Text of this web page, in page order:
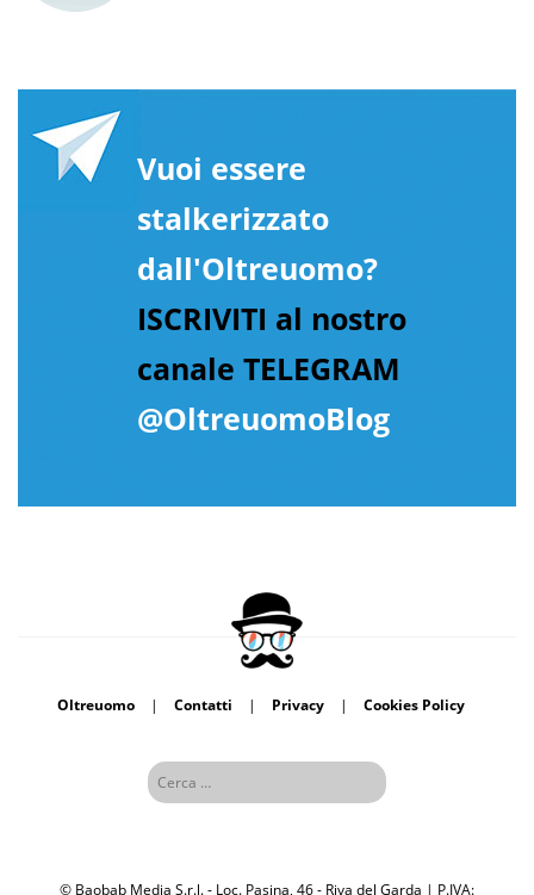
Vuoi essere
stalkerizzato
dall'Oltreuomo?
ISCRIVITI al nostro
canale TELEGRAM
@OltreuomoBlog
Oltreuomo | Contatti | Privacy | Cookies Policy
© Baobab Media S.r.l. - Loc. Pasina, 46 - Riva del Garda | P.IVA: